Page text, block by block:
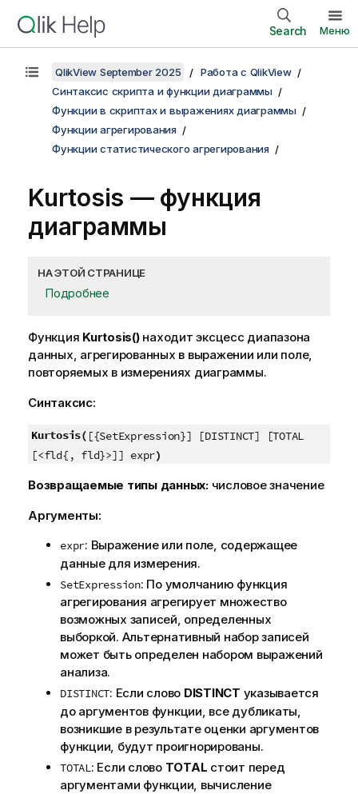
Search Меню
QlikView September 2025
Работа с QlikView
Синтаксис скрипта и функции диаграммы
Функции в скриптах и выражениях диаграммы
Функции агрегирования
Функции статистического агрегирования
Kurtosis — функция
диаграммы
НА ЭТОЙ СТРАНИЦЕ
Подробнее
Функция Kurtosis()находит эксцесс диапазона
данных, агрегированных в выражении или поле,
повторяемых в измерениях диаграммы.
Синтаксис:
Kurtosis( [{SetExpression}] [DISTINCT] [TOTAL
[<fld{, fld}>]] expr)
Возвращаемые типы данных: числовое значение
Аргументы:
expr: Выражение или поле, содержащее
данные для измерения.
SetExpression: По умолчанию функция
агрегирования агрегирует множество
возможных записей, определенных
выборкой. Альтернативный набор записей
может быть определен набором выражений
анализа.
DISTINCT: Если слово DISTINCT указывается
до аргументов функции, все дубликаты,
возникшие в результате оценки аргументов
функции, будут проигнорированы.
TOTAL: Если слово TOTAL стоит перед
аргументами функции, вычисление